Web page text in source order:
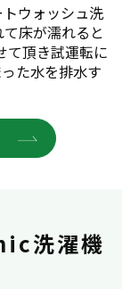
ウォッシュ洗
床が濡れると
て頂き試運転に
た水を排水す
洗濯機